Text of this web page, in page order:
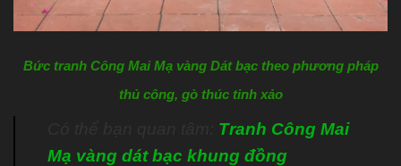
Bức tranh Công Mai Mạ vàng Dát bạc theo phương pháp
thủ công, gò thúc tinh xảo
Tranh Công Mai
Mạ vàng dát bạc khung đồng